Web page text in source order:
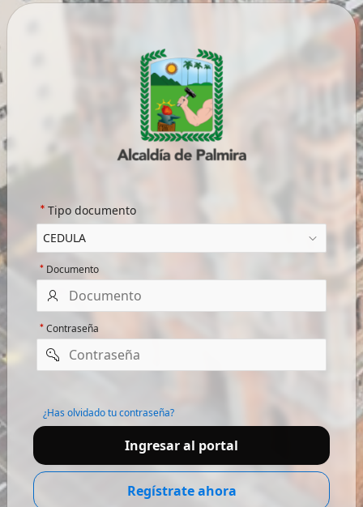
Tipo documento
Documento
Contraseña
¿Has olvidado tu contraseña?
Ingresar al portal
Regístrate ahora